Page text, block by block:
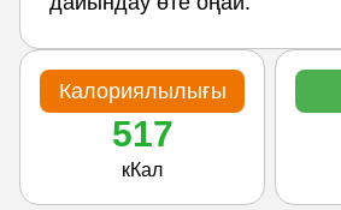
Калориялылығы
517
кКал